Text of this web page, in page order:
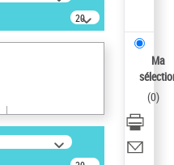
20
résultats/page
Ma
(0)